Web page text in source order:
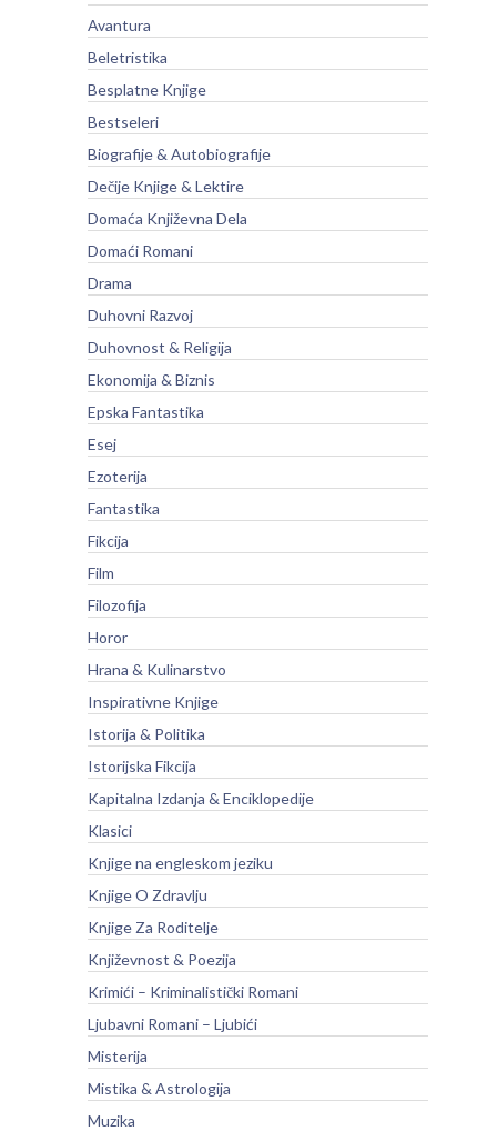
Avantura
Beletristika
Besplatne Knjige
Bestseleri
Biografije & Autobiografije
Dečije Knjige & Lektire
Domaća Književna Dela
Domaći Romani
Drama
Duhovni Razvoj
Duhovnost & Religija
Ekonomija & Biznis
Epska Fantastika
Esej
Ezoterija
Fantastika
Fikcija
Film
Filozofija
Horor
Hrana & Kulinarstvo
Inspirativne Knjige
Istorija & Politika
Istorijska Fikcija
Kapitalna Izdanja & Enciklopedije
Klasici
Knjige na engleskom jeziku
Knjige O Zdravlju
Knjige Za Roditelje
Književnost & Poezija
Krimići – Kriminalistički Romani
Ljubavni Romani – Ljubići
Misterija
Mistika & Astrologija
Muzika